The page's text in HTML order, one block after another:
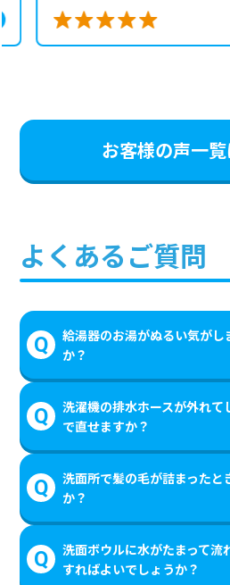
お客様の声一
よくあるご質問
給湯器のお湯がぬるい気がし
か？
洗濯機の排水ホースが外れて
で直せますか？
洗面所で髪の毛が詰まったと
か？
洗面ボウルに水がたまって流
すればよいでしょうか？